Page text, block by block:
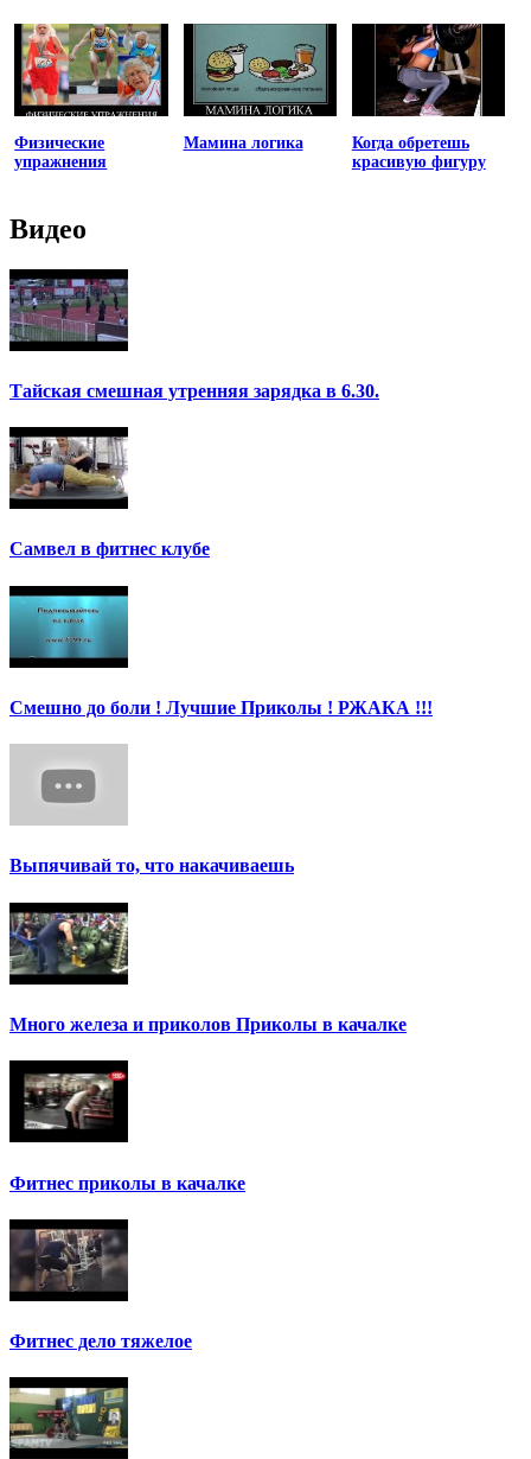
Физические
упражнения
Мамина логика
Когда обретешь
красивую фигуру
Видео
Тайская смешная утренняя зарядка в 6.30.
Самвел в фитнес клубе
Смешно до боли ! Лучшие Приколы ! РЖАКА !!!
Выпячивай то, что накачиваешь
Много железа и приколов Приколы в качалке
Фитнес приколы в качалке
Фитнес дело тяжелое